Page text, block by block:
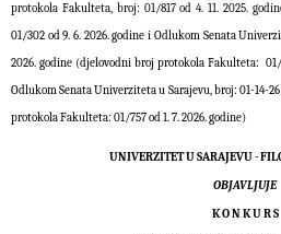
protokola Fakulteta, broj: 01/817 od 4. 11. 2025.
01/302 od 9. 6. 2026. godine i Odlukom Senata
2026. godine (djelovodni broj protokola Fakulteta: 01/
Odlukom Senata Univerziteta u Sarajevu, broj: 01-14-
protokola Fakulteta: 01/757 od 1. 7. 2026. godine)
UNIVERZITET U SARAJEVU -
OBJAVLJUJE
K O N K U R S